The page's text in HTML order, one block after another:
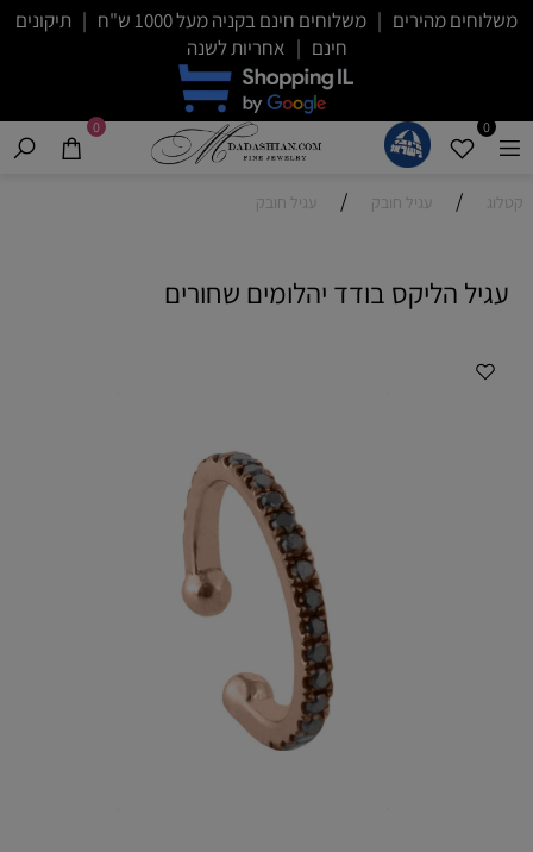
משלוחים מהירים | משלוחים חינם בקניה מעל 1000 ש"ח | תיקונים
חינם | אחריות לשנה
0
0
קטלוג / עגיל חובק / עגיל חובק
עגיל הליקס בודד יהלומים שחורים